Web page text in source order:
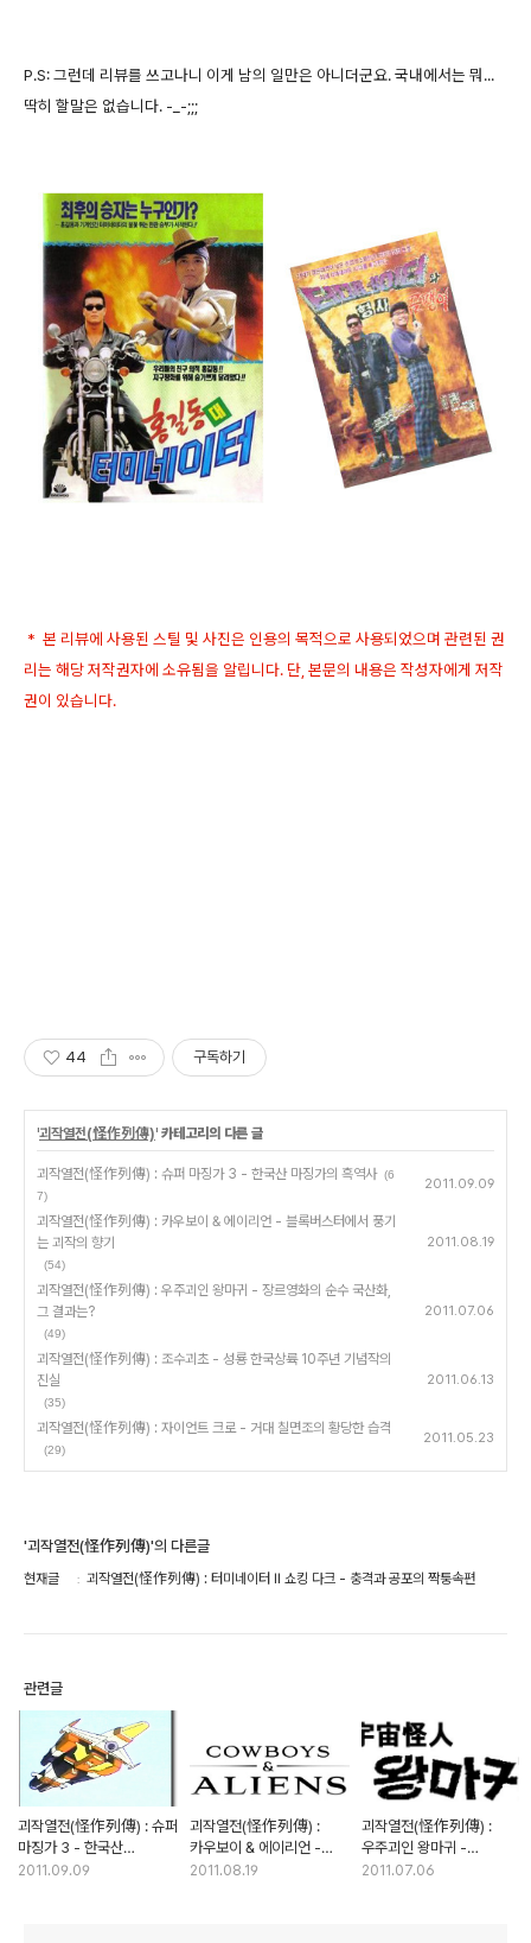
P.S: 그런데 리뷰를 쓰고나니 이게 남의 일만은 아니더군요. 국내에서는 뭐...
딱히 할말은 없습니다. -_-;;;
* 본 리뷰에 사용된 스틸 및 사진은 인용의 목적으로 사용되었으며 관련된 권
리는 해당 저작권자에 소유됨을 알립니다. 단, 본문의 내용은 작성자에게 저작
권이 있습니다.
44 구독하기
'괴작열전(怪作列傳)' 카테고리의 다른 글
괴작열전(怪作列傳) : 슈퍼 마징가 3 - 한국산 마징가의 흑역사 (6
7)
2011.09.09
괴작열전(怪作列傳) : 카우보이 & 에이리언 - 블록버스터에서 풍기
는 괴작의 향기
(54)
2011.08.19
괴작열전(怪作列傳) : 우주괴인 왕마귀 - 장르영화의 순수 국산화,
그 결과는?
(49)
2011.07.06
괴작열전(怪作列傳) : 조수괴초 - 성룡 한국상륙 10주년 기념작의
진실
(35)
2011.06.13
괴작열전(怪作列傳) : 자이언트 크로 - 거대 칠면조의 황당한 습격
(29)
2011.05.23
'괴작열전(怪作列傳)'의 다른글
현재글 괴작열전(怪作列傳) : 터미네이터 II 쇼킹 다크 - 충격과 공포의 짝퉁속편
관련글
괴작열전(怪作列傳) : 슈퍼
마징가 3 - 한국산
마징가의 흑역사
2011.09.09
괴작열전(怪作列傳) :
카우보이 & 에이리언 -
블록버스터에서 풍기는
2011.08.19
괴작열전(怪作列傳) :
우주괴인 왕마귀 -
장르영화의 순수 국산화, 그
2011.07.06